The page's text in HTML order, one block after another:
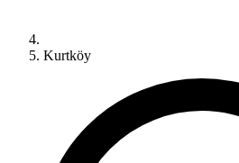
Kurtköy